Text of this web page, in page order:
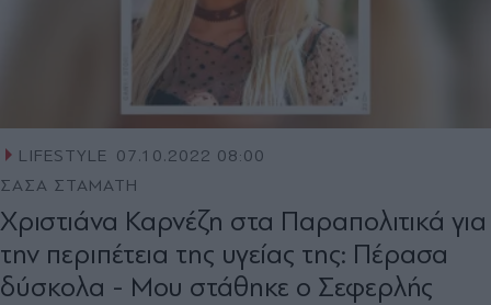
LIFESTYLE 07.10.2022 08:00
ΣΑΣΑ ΣΤΑΜΑΤΗ
Χριστιάνα Καρνέζη στα Παραπολιτικά για
την περιπέτεια της υγείας της: Πέρασα
δύσκολα - Μου στάθηκε ο Σεφερλής